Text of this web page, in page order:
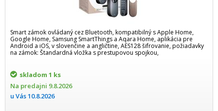
Smart zámok ovládaný cez Bluetooth, kompatibilný s Apple Home,
Google Home, Samsung SmartThings a Aqara Home, aplikácia pre
Android a iOS, v slovenčine a angličtine, AES128 šifrovanie, požiadavky
na zámok: Štandardná vložka s prestupovou spojkou,
skladom 1 ks
Na predajni 9.8.2026
u Vás10.8.2026